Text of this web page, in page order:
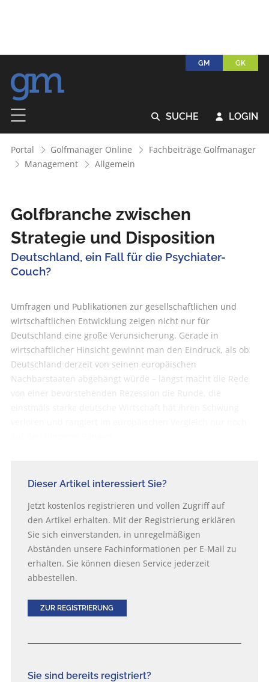
GM GK
 SUCHE  LOGIN
Portal Golfmanager Online
Fachbeiträge Golfmanager
Management
Allgemein
Golfbranche zwischen
Strategie und Disposition
Deutschland, ein Fall für die Psychiater-
Couch?
Umfragen und Publikationen zur gesellschaftlichen und
wirtschaftlichen Entwicklung zeigen nicht nur für
Deutschland eine große Verunsicherung. Gerade in
wirtschaftlicher Hinsicht gewinnt man den Eindruck, als ob
Deutschland derzeit von seinen europäischen
Nachbarstaaten abgehängt würde – längst macht die Rede
von einer bevorstehenden Rezession die Runde, die
Dieser Artikel interessiert Sie?
Jetzt kostenlos registrieren und vollen Zugriff auf
den Artikel erhalten. Mit der Registrierung erklären
Sie sich einverstanden, in unregelmäßigen
Abständen unsere Fachinformationen per E-Mail zu
erhalten. Sie können diesen Service jederzeit
abbestellen.
ZUR REGISTRIERUNG
Sie sind bereits registriert?